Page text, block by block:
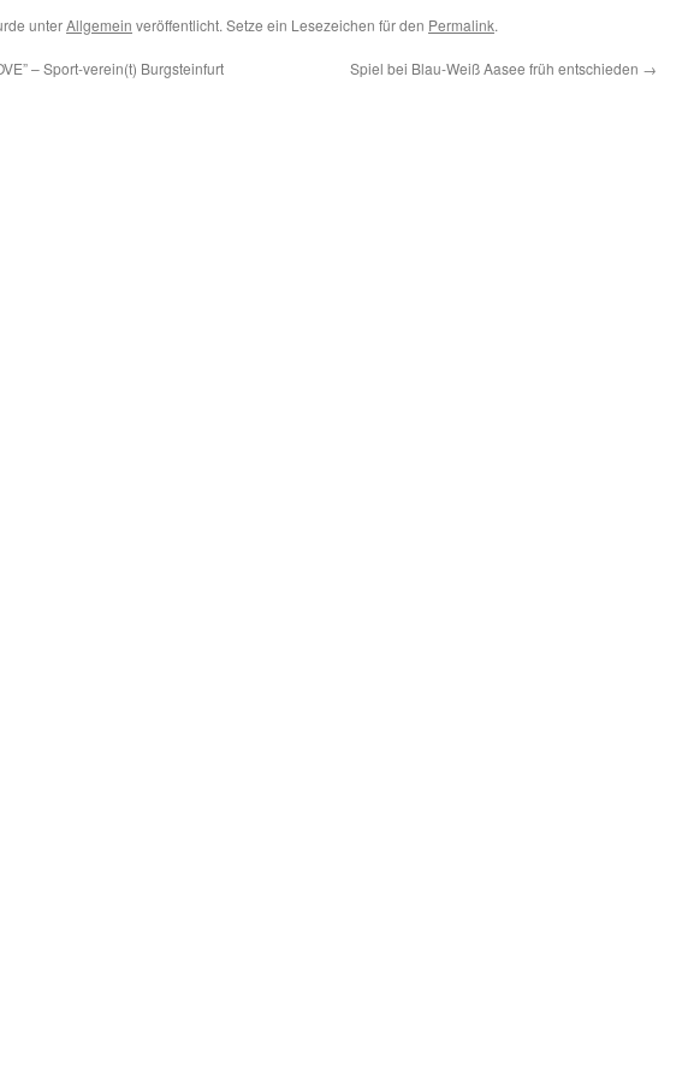
unterAllgemein veröffentlicht. Setze ein Lesezeichen für den Permalink.
– Sport-verein(t) Burgsteinfurt Spiel bei Blau-Weiß Aasee früh entschieden →